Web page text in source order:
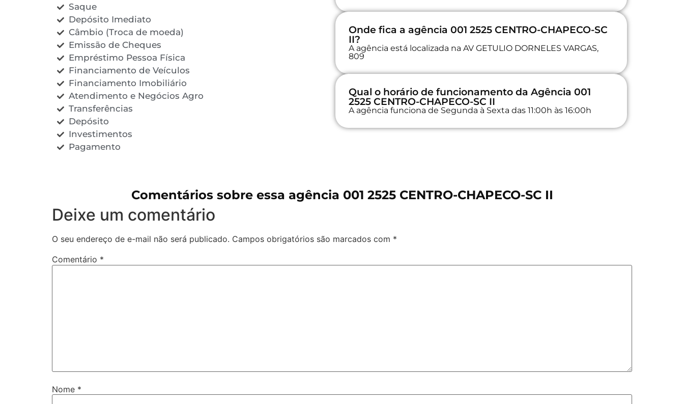
Saque
Depósito Imediato
Câmbio (Troca de moeda)
Emissão de Cheques
Empréstimo Pessoa Física
Financiamento de Veículos
Financiamento Imobiliário
Atendimento e Negócios Agro
Transferências
Depósito
Investimentos
Pagamento
Onde fica a agência 001 2525 CENTRO-CHAPECO-SC
II?
A agência está localizada na AV GETULIO DORNELES VARGAS,
809
Qual o horário de funcionamento da Agência 001
2525 CENTRO-CHAPECO-SC II
A agência funciona de Segunda à Sexta das 11:00h às 16:00h
Comentários sobre essa agência 001 2525 CENTRO-CHAPECO-SC II
Deixe um comentário
O seu endereço de e-mail não será publicado. Campos obrigatórios são marcados com *
Comentário *
Nome *